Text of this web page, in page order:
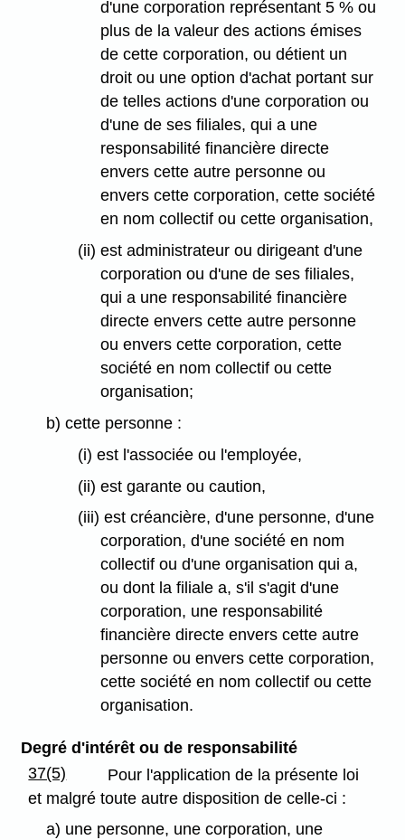
d'une corporation représentant 5 % ou
plus de la valeur des actions émises
de cette corporation, ou détient un
droit ou une option d'achat portant sur
de telles actions d'une corporation ou
d'une de ses filiales, qui a une
responsabilité financière directe
envers cette autre personne ou
envers cette corporation, cette société
en nom collectif ou cette organisation,
(ii) est administrateur ou dirigeant d'une
corporation ou d'une de ses filiales,
qui a une responsabilité financière
directe envers cette autre personne
ou envers cette corporation, cette
société en nom collectif ou cette
organisation;
b) cette personne :
(i) est l'associée ou l'employée,
(ii) est garante ou caution,
(iii) est créancière, d'une personne, d'une
corporation, d'une société en nom
collectif ou d'une organisation qui a,
ou dont la filiale a, s'il s'agit d'une
corporation, une responsabilité
financière directe envers cette autre
personne ou envers cette corporation,
cette société en nom collectif ou cette
organisation.
Degré d'intérêt ou de responsabilité
37(5)
Pour l'application de la présente loi
et malgré toute autre disposition de celle-ci :
a) une personne, une corporation, une